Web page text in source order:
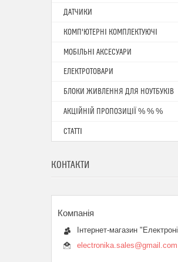
ДАТЧИКИ
КОМП'ЮТЕРНІ КОМПЛЕКТУЮЧІ
МОБІЛЬНІ АКСЕСУАРИ
ЕЛЕКТРОТОВАРИ
БЛОКИ ЖИВЛЕННЯ ДЛЯ НОУТБУКІВ
АКЦІЙНІЙ ПРОПОЗИЦІЇ % % %
СТАТТІ
КОНТАКТИ
Інтернет-магазин
electronika.sales@gmail.com